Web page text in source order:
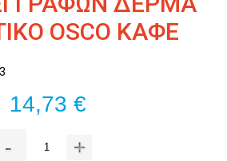
OSCO ΚΑΦΕ
14,73 €
- +